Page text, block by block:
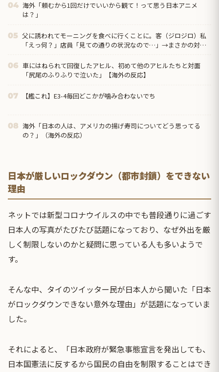
04 海外「頼むから1回だけでいいから観て！って思う日本アニメ
は？」
05 父に誘われてモーニングを食べに行くことに。客（ジロジロ）私
「えっ何？」店員「見ての通りの状況なので…」→まさかの対応
06 車にはねられて回復したアヒル、初めて他のアヒルたちと対面
「尻尾のふりふりで泣いた」【海外の反応】
07 【艦これ】E3-4毎回どこかが噛み合わないでち
08 海外「日本の人は、アメリカの揚げ寿司についてどう思ってる
の？」（海外の反応）
日本が厳しいロックダウン（都市封鎖）をできない
理由
ネットでは新型コロナウイルスの中でも普段通りに過ごす
日本人の写真がたびたび話題になっており、なぜ外出を厳
しく制限しないのかと疑問に思っている人も多いようで
す。
そんな中、タイのツイッター民が日本人から聞いた「日本
がロックダウンできない意外な理由」が話題になっていま
した。
それによると、「日本政府が緊急事態宣言を発出しても、
日本国憲法に反するから国民の自由を制限することはでき